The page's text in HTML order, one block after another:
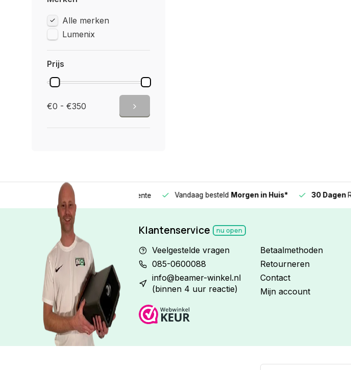
Alle merken
Lumenix
Prijs
€0 - €350
3 gelijke delen Vandaag besteldMorgen in Huis* 30 DagenRetour*
Klantenservice nu open
Veelgestelde vragen
085-0600088
info@beamer-winkel.nl
(binnen 4 uur reactie)
Betaalmethoden
Retourneren
Contact
Mijn account